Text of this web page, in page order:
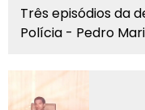
Três episódios da
Polícia - Pedro